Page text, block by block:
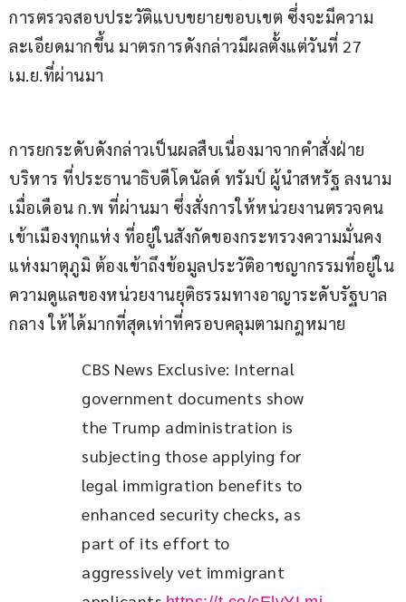
การตรวจสอบประวัติแบบขยายขอบเขต ซึ่งจะมีความ
ละเอียดมากขึ้น มาตรการดังกล่าวมีผลตั้งแต่วันที่ 27
เม.ย.ที่ผ่านมา
การยกระดับดังกล่าวเป็นผลสืบเนื่องมาจากคำสั่งฝ่าย
บริหาร ที่ประธานาธิบดีโดนัลด์ ทรัมป์ ผู้นำสหรัฐ ลงนาม
เมื่อเดือน ก.พ ที่ผ่านมา ซึ่งสั่งการให้หน่วยงานตรวจคน
เข้าเมืองทุกแห่ง ที่อยู่ในสังกัดของกระทรวงความมั่นคง
แห่งมาตุภูมิ ต้องเข้าถึงข้อมูลประวัติอาชญากรรมที่อยู่ใน
ความดูแลของหน่วยงานยุติธรรมทางอาญาระดับรัฐบาล
กลาง ให้ได้มากที่สุดเท่าที่ครอบคลุมตามกฎหมาย
CBS News Exclusive: Internal
government documents show
the Trump administration is
subjecting those applying for
legal immigration benefits to
enhanced security checks, as
part of its effort to
aggressively vet immigrant